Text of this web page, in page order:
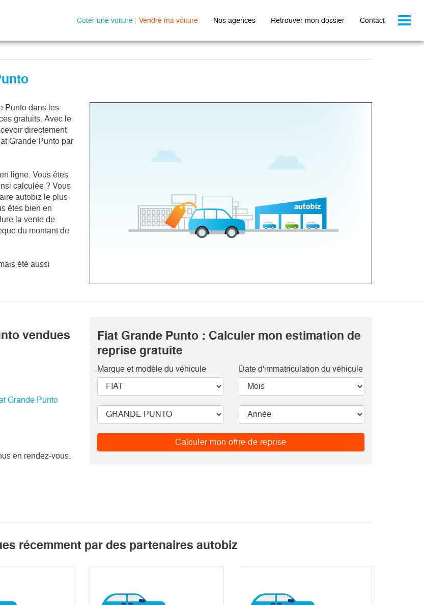
Coter une voiture | Vendre ma voiture Nos agences Retrouver mon dossier Contact
Punto dans les
gratuits. Avec le
directement
Grande Punto par
ligne. Vous êtes
calculée ? Vous
autobiz le plus
êtes bien en
la vente de
du montant de
été aussi
vendues
Grande Punto
en rendez-vous.
Fiat Grande Punto : Calculer mon estimation de
reprise gratuite
Marque et modèle du véhicule Date d'immatriculation du véhicule
Calculer mon offre de reprise
récemment par des partenaires autobiz